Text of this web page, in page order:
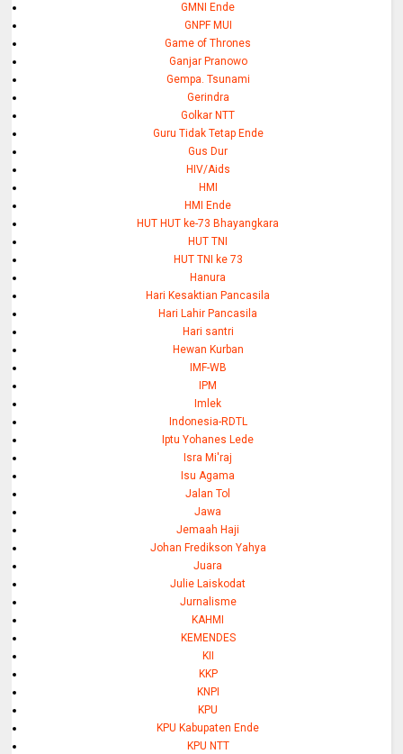
GMNI Ende
GNPF MUI
Game of Thrones
Ganjar Pranowo
Gempa. Tsunami
Gerindra
Golkar NTT
Guru Tidak Tetap Ende
Gus Dur
HIV/Aids
HMI
HMI Ende
HUT HUT ke-73 Bhayangkara
HUT TNI
HUT TNI ke 73
Hanura
Hari Kesaktian Pancasila
Hari Lahir Pancasila
Hari santri
Hewan Kurban
IMF-WB
IPM
Imlek
Indonesia-RDTL
Iptu Yohanes Lede
Isra Mi'raj
Isu Agama
Jalan Tol
Jawa
Jemaah Haji
Johan Fredikson Yahya
Juara
Julie Laiskodat
Jurnalisme
KAHMI
KEMENDES
KII
KKP
KNPI
KPU
KPU Kabupaten Ende
KPU NTT